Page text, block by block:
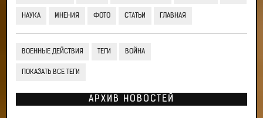
НАУКА МНЕНИЯ ФОТО СТАТЬИ ГЛАВНАЯ
ВОЕННЫЕ ДЕЙСТВИЯ ТЕГИ ВОЙНА
ПОКАЗАТЬ ВСЕ ТЕГИ
АРХИВ НОВОСТЕЙ